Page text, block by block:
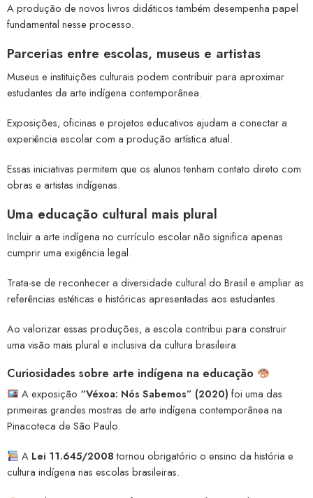
A produção de novos livros didáticos também desempenha papel
fundamental nesse processo.
Parcerias entre escolas, museus e artistas
Museus e instituições culturais podem contribuir para aproximar
estudantes da arte indígena contemporânea.
Exposições, oficinas e projetos educativos ajudam a conectar a
experiência escolar com a produção artística atual.
Essas iniciativas permitem que os alunos tenham contato direto com
obras e artistas indígenas.
Uma educação cultural mais plural
Incluir a arte indígena no currículo escolar não significa apenas
cumprir uma exigência legal.
Trata-se de reconhecer a diversidade cultural do Brasil e ampliar as
referências estéticas e históricas apresentadas aos estudantes.
Ao valorizar essas produções, a escola contribui para construir
uma visão mais plural e inclusiva da cultura brasileira.
Curiosidades sobre arte indígena na educação
A exposição “Véxoa: Nós Sabemos” (2020) foi uma das
primeiras grandes mostras de arte indígena contemporânea na
Pinacoteca de São Paulo.
A Lei 11.645/2008tornou obrigatório o ensino da história e
cultura indígena nas escolas brasileiras.